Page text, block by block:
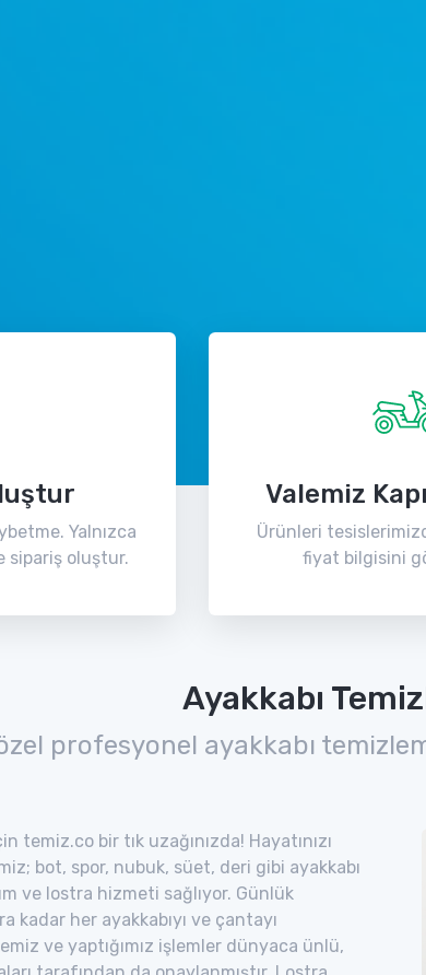
Yalnızca
sipariş oluştur.
Valemiz
Ürünleri
fiyat bilgisini
Ayakkabı
profesyonel ayakkabı
temiz.co bir tık uzağınızda! Hayatınızı
bot, spor, nubuk, süet, deri gibi ayakkabı
ve lostra hizmeti sağlıyor. Günlük
kadar her ayakkabıyı ve çantayı
ve yaptığımız işlemler dünyaca ünlü,